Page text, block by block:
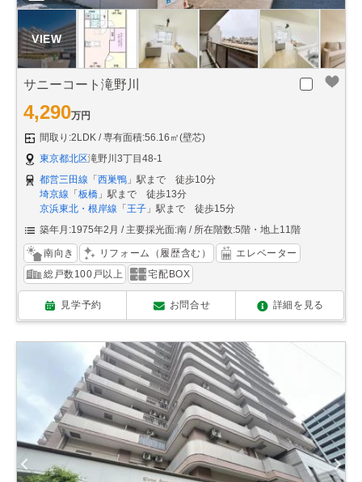
サニーコート滝野川
4,290万円
間取り:2LDK
専有面積:56.16㎡(壁芯)
東京都北区滝野川3丁目48-1
都営三田線 「 西巣鴨 」駅まで 徒歩10分
埼京線 「 板橋 」駅まで 徒歩13分
京浜東北・根岸線 「 王子 」駅まで 徒歩15分
築年月:1975年2月
主要採光面:南 所在階数:5階・地上11階
南向き リフォーム（履歴含む）
エレベーター
総戸数100戸以上
宅配BOX
見学予約 お問合せ 詳細を見る